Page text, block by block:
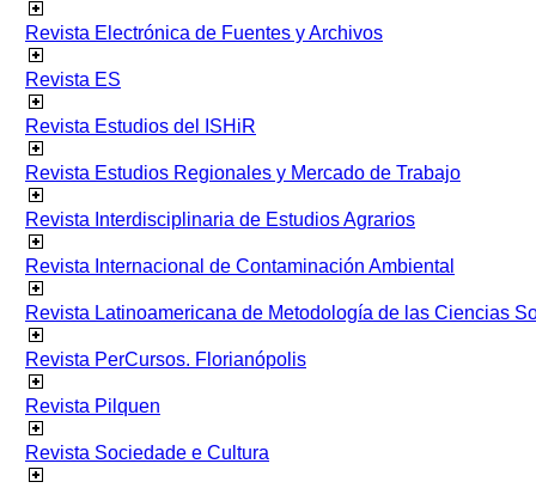
Revista Electrónica de Fuentes y Archivos
Revista ES
Revista Estudios del ISHiR
Revista Estudios Regionales y Mercado de Trabajo
Revista Interdisciplinaria de Estudios Agrarios
Revista Internacional de Contaminación Ambiental
Revista Latinoamericana de Metodología de las Ciencias
Revista PerCursos. Florianópolis
Revista Pilquen
Revista Sociedade e Cultura